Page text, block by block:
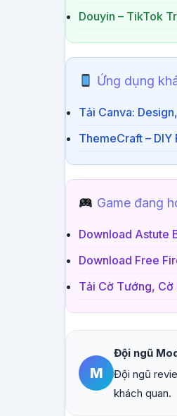
Douyin – TikTok
Ứng dụng
Tải Canva:
ThemeCraft –
Game đang
Download Astute
Download Free
Tải Cờ Tướng, Cờ
M
Đội ngũ
Đội ngũ
khách quan.